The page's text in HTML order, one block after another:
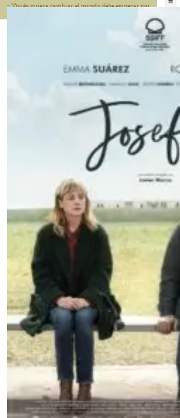
- "Quién quiera cambiar el mundo debe empezar por